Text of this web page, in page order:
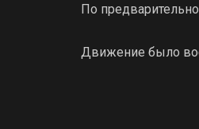
По
Движение было